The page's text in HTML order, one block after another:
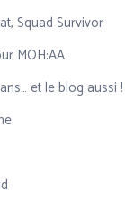
Squad Survivor
MOH:AA
et le blog aussi !